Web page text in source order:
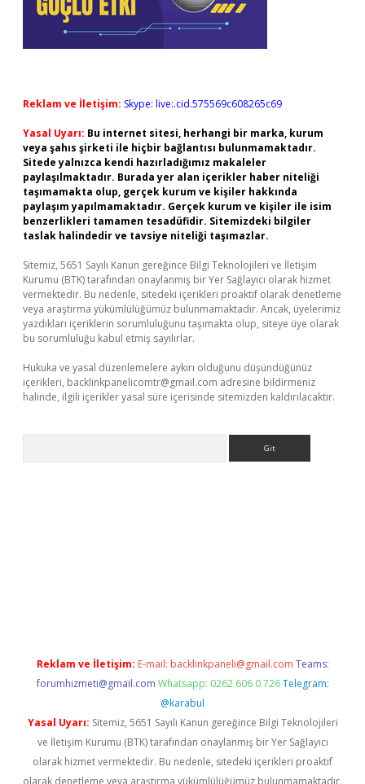
Reklam ve İletişim: Skype: live:.cid.575569c608265c69
Yasal Uyarı: Bu internet sitesi, herhangi bir marka, kurum
veya şahıs şirketi ile hiçbir bağlantısı bulunmamaktadır.
Sitede yalnızca kendi hazırladığımız makaleler
paylaşılmaktadır. Burada yer alan içerikler haber niteliği
taşımamakta olup, gerçek kurum ve kişiler hakkında
paylaşım yapılmamaktadır. Gerçek kurum ve kişiler ile isim
benzerlikleri tamamen tesadüfidir. Sitemizdeki bilgiler
taslak halindedir ve tavsiye niteliği taşımazlar.
Sitemiz, 5651 Sayılı Kanun gereğince Bilgi Teknolojileri ve İletişim
Kurumu (BTK) tarafından onaylanmış bir Yer Sağlayıcı olarak hizmet
vermektedir. Bu nedenle, sitedeki içerikleri proaktif olarak denetleme
veya araştırma yükümlülüğümüz bulunmamaktadır. Ancak, üyelerimiz
yazdıkları içeriklerin sorumluluğunu taşımakta olup, siteye üye olarak
bu sorumluluğu kabul etmiş sayılırlar.
Hukuka ve yasal düzenlemelere aykırı olduğunu düşündüğünüz
içerikleri, backlinkpanelicomtr@gmail.com adresine bildirmeniz
halinde, ilgili içerikler yasal süre içerisinde sitemizden kaldırılacaktır.
Reklam ve İletişim: E-mail: backlinkpaneli@gmail.com Teams:
forumhizmeti@gmail.com Whatsapp: 0262 606 0 726 Telegram:
@karabul
Yasal Uyarı: Sitemiz, 5651 Sayılı Kanun gereğince Bilgi Teknolojileri
ve İletişim Kurumu (BTK) tarafından onaylanmış bir Yer Sağlayıcı
olarak hizmet vermektedir. Bu nedenle, sitedeki içerikleri proaktif
olarak denetleme veya araştırma yükümlülüğümüz bulunmamaktadır.